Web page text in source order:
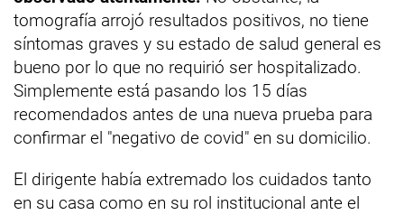
tomografía arrojó resultados positivos, no tiene
síntomas graves y su estado de salud general es
bueno por lo que no requirió ser hospitalizado.
Simplemente está pasando los 15 días
recomendados antes de una nueva prueba para
confirmar el "negativo de covid" en su domicilio.
El dirigente había extremado los cuidados tanto
en su casa como en su rol institucional ante el